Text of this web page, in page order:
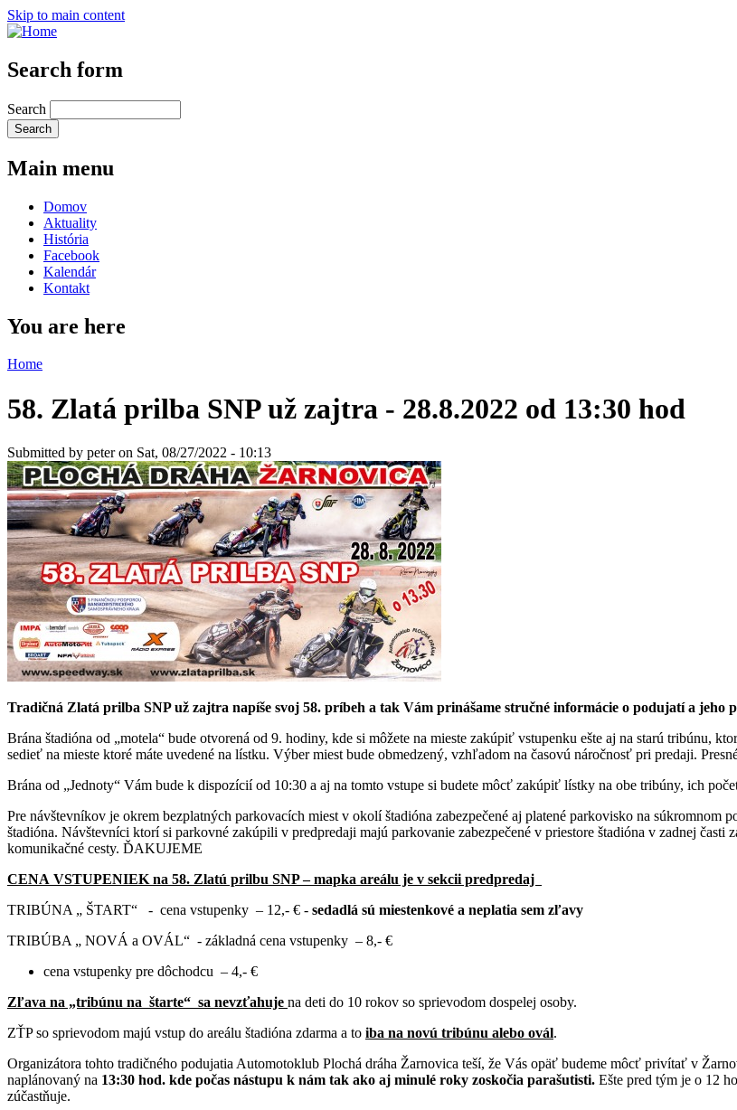
Skip to main content
Search form
Search
Main menu
Domov
Aktuality
História
Facebook
Kalendár
Kontakt
You are here
Home
58. Zlatá prilba SNP už zajtra - 28.8.2022 od 13:30 hod
Submitted by peteron Sat, 08/27/2022 - 10:13
Tradičná Zlatá prilba SNP už zajtra napíše svoj 58. príbeh a tak Vám prinášame stručné informácie o podujatí a jeho
Brána štadióna od „motela“ bude otvorená od 9. hodiny, kde si môžete na mieste zakúpiť vstupenku ešte aj na starú tribúnu,
sedieť na mieste ktoré máte uvedené na lístku. Výber miest bude obmedzený, vzhľadom na časovú náročnosť pri predaji.
Brána od „Jednoty“ Vám bude k dispozícií od 10:30 a aj na tomto vstupe si budete môcť zakúpiť lístky na obe tribúny, ich
Pre návštevníkov je okrem bezplatných parkovacích miest v okolí štadióna zabezpečené aj platené parkovisko na súkromnom
štadióna. Návštevníci ktorí si parkovné zakúpili v predpredaji majú parkovanie zabezpečené v priestore štadióna v zadnej časti
komunikačné cesty. ĎAKUJEME
CENA VSTUPENIEK na 58. Zlatú prilbu SNP – mapka areálu je v sekcii predpredaj
TRIBÚNA „ ŠTART“ - cena vstupenky – 12,- € - sedadlá sú miestenkové a neplatia sem zľavy
TRIBÚBA „ NOVÁ a OVÁL“ - základná cena vstupenky – 8,- €
cena vstupenky pre dôchodcu – 4,- €
Zľava na „tribúnu na štarte“ sa nevzťahuje na deti do 10 rokov so sprievodom dospelej osoby.
ZŤP so sprievodom majú vstup do areálu štadióna zdarma a to iba na novú tribúnu alebo ovál.
Organizátora tohto tradičného podujatia Automotoklub Plochá dráha Žarnovica teší, že Vás opäť budeme môcť privítať v
naplánovaný na 13:30 hod. kde počas nástupu k nám tak ako aj minulé roky zoskočia parašutisti. Ešte pred tým je o 12
zúčastňuje.